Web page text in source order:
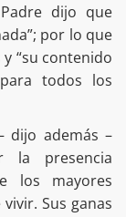
dijo que
por lo que
“su contenido
todos los
dijo además –
la presencia
los mayores
Sus ganas